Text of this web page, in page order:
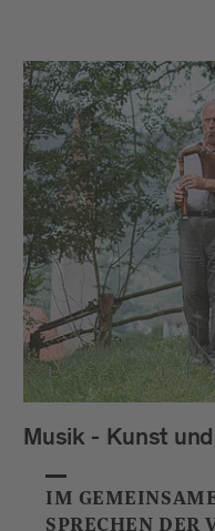
Musik - Kunst
IM
SPRECHEN DER